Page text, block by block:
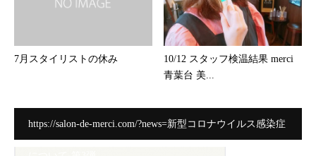
7月スタイリストの休み
10/12 スタッフ検温結果 merci
青葉台 美...
https://salon-de-merci.com/?news=新型コロナウイルス感染症